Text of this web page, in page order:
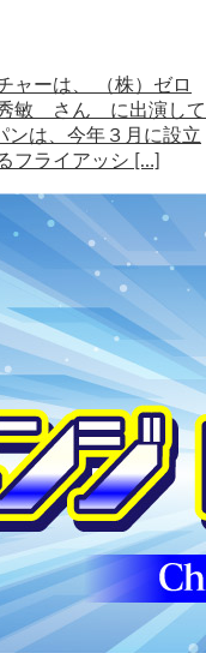
ーは、 （株）ゼロ
敏 さん に出演して
ンは、今年３月に設立
フライアッシ […]